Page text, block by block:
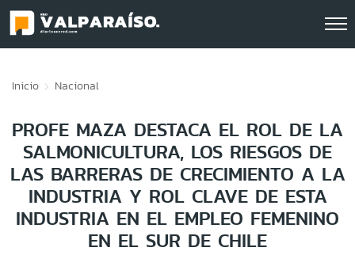
Inicio Nacional
PROFE MAZA DESTACA EL ROL DE LA
SALMONICULTURA, LOS RIESGOS DE
LAS BARRERAS DE CRECIMIENTO A LA
INDUSTRIA Y ROL CLAVE DE ESTA
INDUSTRIA EN EL EMPLEO FEMENINO
EN EL SUR DE CHILE